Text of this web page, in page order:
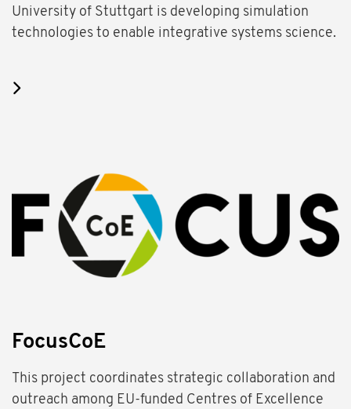
University of Stuttgart is developing simulation
technologies to enable integrative systems science.
FocusCoE
This project coordinates strategic collaboration and
outreach among EU-funded Centres of Excellence